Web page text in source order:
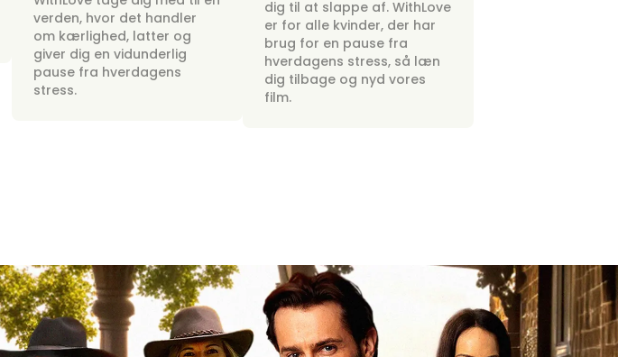
verden, hvor det handler
om kærlighed, latter og
giver dig en vidunderlig
pause fra hverdagens
stress.
dig til at slappe af. WithLove
er for alle kvinder, der har
brug for en pause fra
hverdagens stress, så læn
dig tilbage og nyd vores
film.